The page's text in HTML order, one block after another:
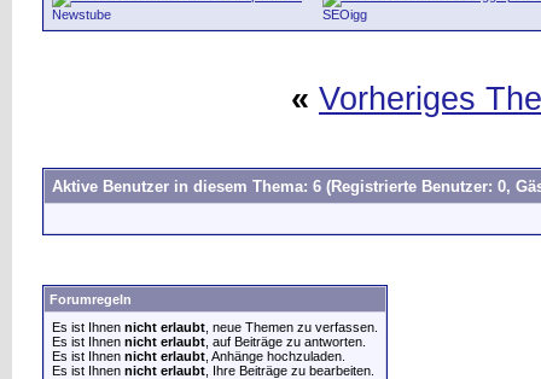
Newstube SEOigg
« Vorheriges
Aktive Benutzer in diesem Thema: 6 (Registrierte Benutzer: 0,
Forumregeln
Es ist Ihnen nicht erlaubt , neue Themen zu verfassen.
Es ist Ihnen nicht erlaubt , auf Beiträge zu antworten.
Es ist Ihnen nicht erlaubt , Anhänge hochzuladen.
Es ist Ihnen nicht erlaubt , Ihre Beiträge zu bearbeiten.